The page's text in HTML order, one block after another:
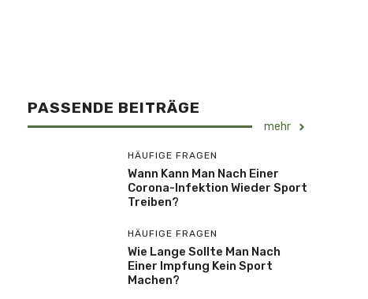
PASSENDE BEITRÄGE
mehr
HÄUFIGE FRAGEN
Wann Kann Man Nach Einer
Corona-Infektion Wieder Sport
Treiben?
HÄUFIGE FRAGEN
Wie Lange Sollte Man Nach
Einer Impfung Kein Sport
Machen?